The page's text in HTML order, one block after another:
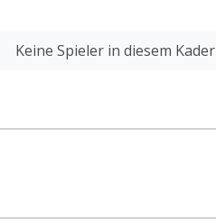
Keine Spieler in diesem Kader